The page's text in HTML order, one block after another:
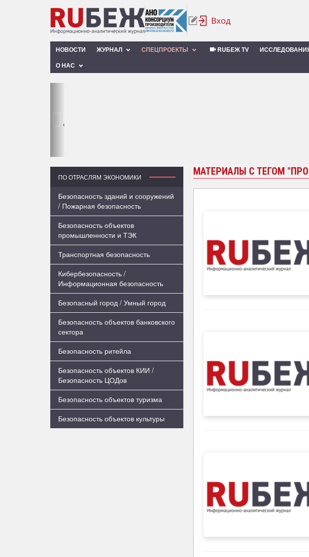
НОВОСТИ ЖУРНАЛ СПЕЦПРОЕКТЫ RUБЕЖ TV
О НАС
‹
ПО ОТРАСЛЯМ ЭКОНОМИКИ
Безопасность зданий и сооружений
/ Пожарная безопасность
Безопасность объектов
промышленности и ТЭК
Транспортная безопасность
Кибербезопасность /
Информационная безопасность
Безопасный город / Умный город
Безопасность объектов банковского
сектора
Безопасность ритейла
Безопасность объектов КИИ /
Безопасность ЦОДов
Безопасность объектов туризма
Безопасность объектов культуры
МАТЕРИАЛЫ С ТЕГОМ